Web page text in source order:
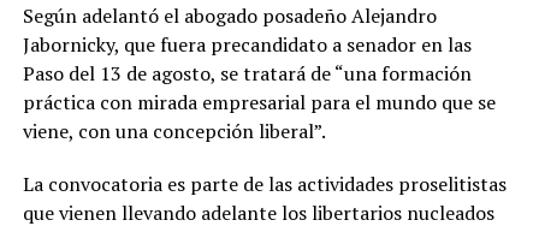
Según adelantó el abogado posadeño Alejandro
Jabornicky, que fuera precandidato a senador en las
Paso del 13 de agosto, se tratará de “una formación
práctica con mirada empresarial para el mundo que se
viene, con una concepción liberal”.
La convocatoria es parte de las actividades proselitistas
que vienen llevando adelante los libertarios nucleados